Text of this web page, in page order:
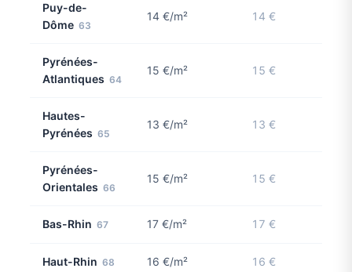
Puy-de-
Dôme 63
14 €/m² 14 €
Pyrénées-
Atlantiques 64
15 €/m² 15 €
Hautes-
Pyrénées 65
13 €/m² 13 €
Pyrénées-
Orientales 66
15 €/m² 15 €
Bas-Rhin 67 17 €/m² 17 €
Haut-Rhin 68 16 €/m² 16 €